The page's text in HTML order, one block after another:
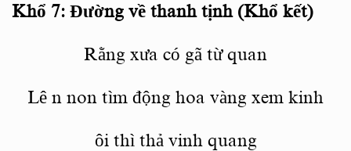
Khổ 7: Đường về thanh tịnh (Khổ kết)
Rằng xưa có gã từ quan
Lê n non tìm động hoa vàng xem kinh
ôi thì thả vinh quang